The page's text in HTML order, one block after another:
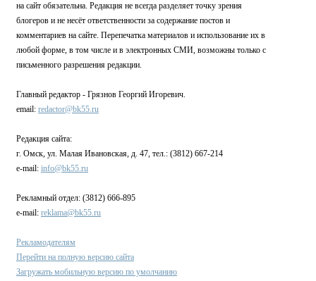
на сайт обязательна. Редакция не всегда разделяет точку зрения
блогеров и не несёт ответственности за содержание постов и
комментариев на сайте. Перепечатка материалов и использование их в
любой форме, в том числе и в электронных СМИ, возможны только с
письменного разрешения редакции.
Главный редактор - Грязнов Георгий Игоревич.
email: redactor@bk55.ru
Редакция сайта:
г. Омск, ул. Малая Ивановская, д. 47, тел.: (3812) 667-214
e-mail: info@bk55.ru
Рекламный отдел: (3812) 666-895
e-mail: reklama@bk55.ru
Рекламодателям
Перейти на полную версию сайта
Загружать мобильную версию по умолчанию